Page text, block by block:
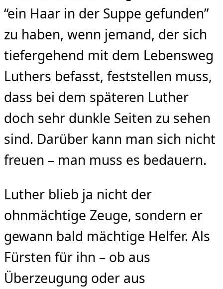
“ein Haar in der Suppe gefunden”
zu haben, wenn jemand, der sich
tiefergehend mit dem Lebensweg
Luthers befasst, feststellen muss,
dass bei dem späteren Luther
doch sehr dunkle Seiten zu sehen
sind. Darüber kann man sich nicht
freuen – man muss es bedauern.
Luther blieb ja nicht der
ohnmächtige Zeuge, sondern er
gewann bald mächtige Helfer. Als
Fürsten für ihn – ob aus
Überzeugung oder aus